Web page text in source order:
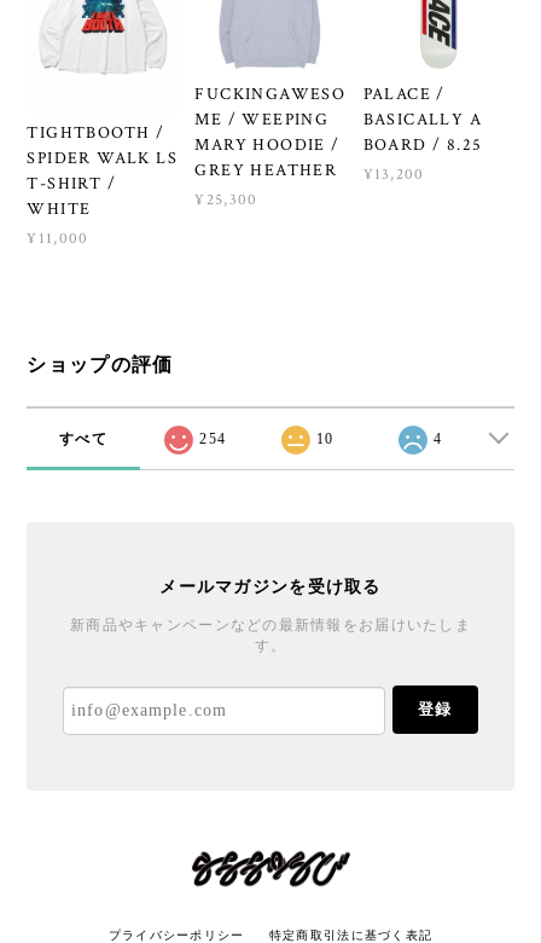
TIGHTBOOTH /
SPIDER WALK LS
T-SHIRT /
WHITE
¥11,000
FUCKINGAWESO
ME / WEEPING
MARY HOODIE /
GREY HEATHER
¥25,300
PALACE /
BASICALLY A
BOARD / 8.25
¥13,200
ショップの評価
すべて 254 10 4
メールマガジンを受け取る
新商品やキャンペーンなどの最新情報をお届けいたしま
す。
登録
プライバシーポリシー 特定商取引法に基づく表記